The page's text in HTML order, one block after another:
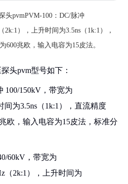
头pvmPVM-100：DC/脉冲
2k:1），上升时间为3.5ns（1k:1），
600兆欧，输入电容为15皮法。
头pvm型号如下：
100/150kV，带宽为
间为3.5ns（1k:1），直流精度
欧，输入电容为15皮法，标准分
60kV，带宽为
（2k:1），上升时间为